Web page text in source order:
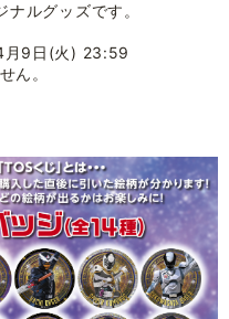
ルグッズです。
月9日(火) 23:59
ん。